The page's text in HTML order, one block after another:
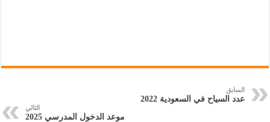
السابق
عدد السياح في السعودية 2022
التالي
موعد الدخول المدرسي 2025